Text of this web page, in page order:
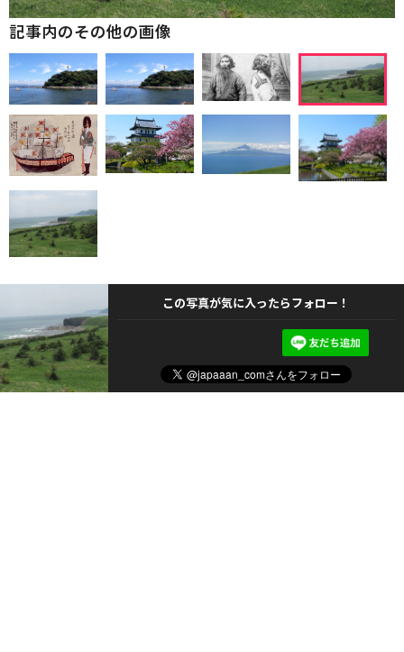
記事内のその他の画像
この写真が気に入ったらフォロー！